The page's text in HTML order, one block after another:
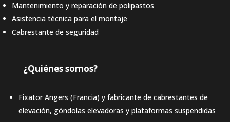
Mantenimiento y reparación de polipastos
Asistencia técnica para el montaje
Cabrestante de seguridad
¿Quiénes somos?
Fixator Angers (Francia) y fabricante de cabrestantes de
elevación, góndolas elevadoras y plataformas suspendidas